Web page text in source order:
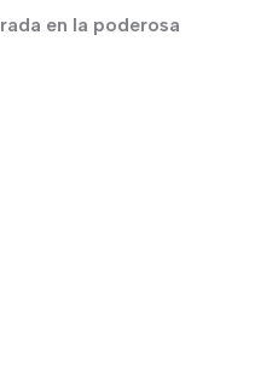
en la poderosa